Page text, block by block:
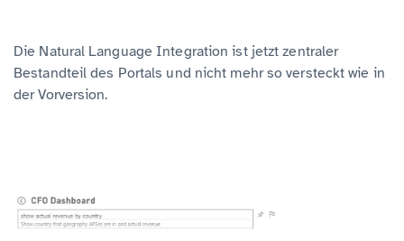
Die Natural Language Integration ist jetzt zentraler
Bestandteil des Portals und nicht mehr so versteckt wie in
der Vorversion.